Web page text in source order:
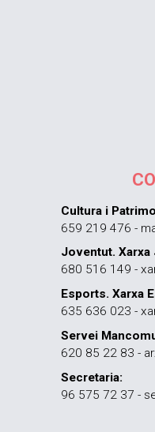
Cultura i
659 219 476 -
Joventut. Xarxa
680 516 149 -
Esports. Xarxa
635 636 023 -
Servei
620 85 22 83 -
Secretaria:
96 575 72 37 -